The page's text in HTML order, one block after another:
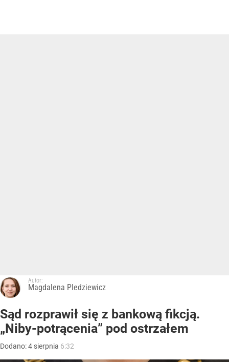
Autor:
Magdalena Pledziewicz
Sąd rozprawił się z bankową fikcją.
„Niby-potrącenia” pod ostrzałem
Dodano:4 sierpnia 6:32